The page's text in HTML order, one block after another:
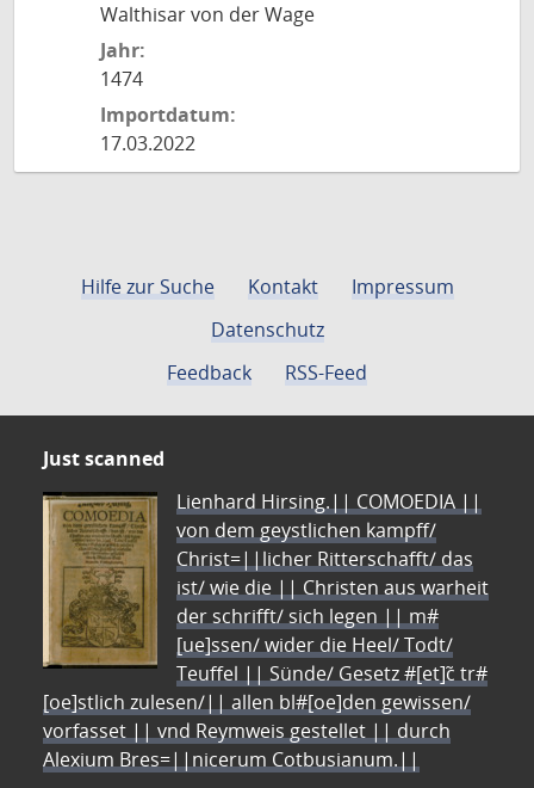
Walthisar von der Wage
Jahr:
1474
Importdatum:
17.03.2022
Hilfe zur Suche Kontakt
Impressum
Datenschutz
Feedback
RSS-Feed
Just scanned
Lienhard Hirsing.|| COMOEDIA ||
von dem geystlichen kampff/
Christ=||licher Ritterschafft/ das
ist/ wie die || Christen aus warheit
der schrifft/ sich legen || m#
[ue]ssen/ wider die Heel/ Todt/
Teuffel || Sünde/ Gesetz #[et]c̃ tr#
[oe]stlich zulesen/|| allen bl#[oe]den gewissen/
vorfasset || vnd Reymweis gestellet || durch
Alexium Bres=||nicerum Cotbusianum.||